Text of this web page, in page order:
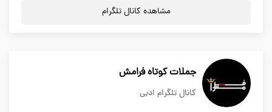
مشاهده کانال تلگرام
جملات کوتاه فرامش
کانال تلگرام ادبی